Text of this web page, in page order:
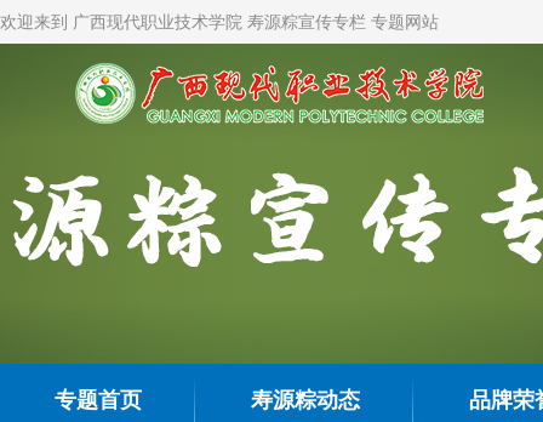
欢迎来到 广西现代职业技术学院 寿源粽宣传专栏 专题网站
专题首页 寿源粽动态 品牌荣